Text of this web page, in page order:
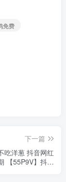
免费
下一篇
吃洋葱 抖音网红
【55P9V】抖音